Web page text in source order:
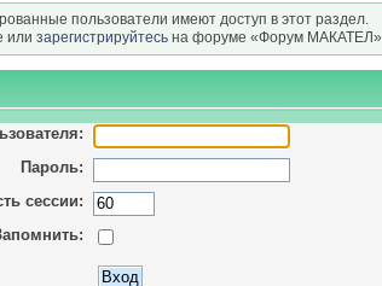
пользователи имеют доступ в этот раздел.
или зарегистрируйтесьна форуме «Форум МАКАТЕЛ».
Пароль:
сессии: